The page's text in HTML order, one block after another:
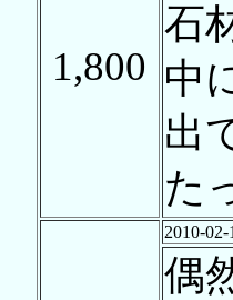
1,800
石
中
出
た
2010-02-
偶